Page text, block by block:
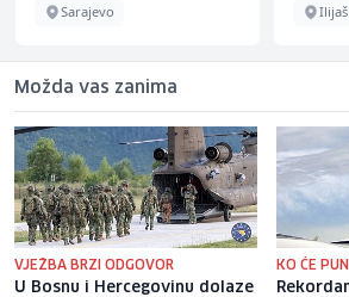
Sarajevo Ilijaš
Možda vas zanima
VJEŽBA BRZI ODGOVOR
U Bosnu i Hercegovinu dolaze
KO ĆE